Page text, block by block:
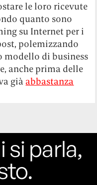
le loro ricevute
quanto sono
su Internet per i
polemizzando
modello di business
anche prima delle
già abbastanza
si parla,